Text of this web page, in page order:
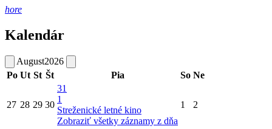
hore
Kalendár
August2026
Po Ut St Št Pia So Ne
27 28 29 30
31
1
Streženické letné kino
Zobraziť všetky záznamy z dňa
1 2